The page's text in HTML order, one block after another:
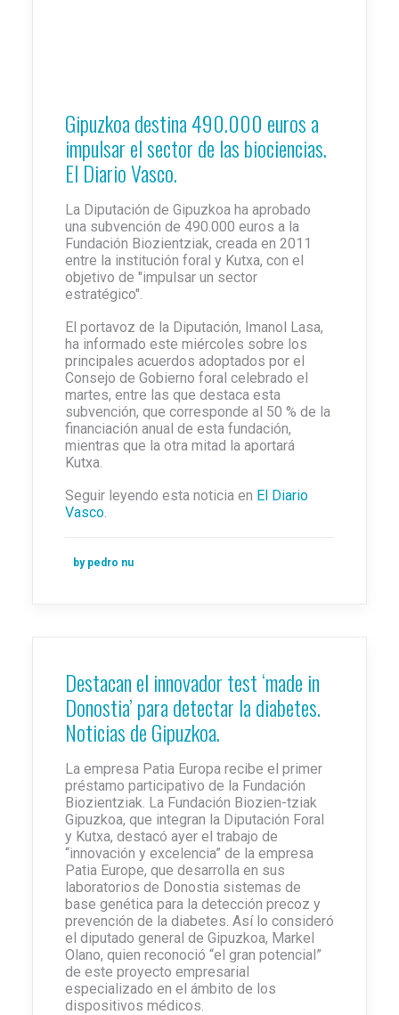
Gipuzkoa destina 490.000 euros a
impulsar el sector de las biociencias.
El Diario Vasco.
La Diputación de Gipuzkoa ha aprobado
una subvención de 490.000 euros a la
Fundación Biozientziak, creada en 2011
entre la institución foral y Kutxa, con el
objetivo de "impulsar un sector
estratégico".
El portavoz de la Diputación, Imanol Lasa,
ha informado este miércoles sobre los
principales acuerdos adoptados por el
Consejo de Gobierno foral celebrado el
martes, entre las que destaca esta
subvención, que corresponde al 50 % de la
financiación anual de esta fundación,
mientras que la otra mitad la aportará
Kutxa.
Seguir leyendo esta noticia en El Diario
Vasco.
by pedro nu
Destacan el innovador test ‘made in
Donostia’ para detectar la diabetes.
Noticias de Gipuzkoa.
La empresa Patia Europa recibe el primer
préstamo participativo de la Fundación
Biozientziak. La Fundación Biozien-tziak
Gipuzkoa, que integran la Diputación Foral
y Kutxa, destacó ayer el trabajo de
“innovación y excelencia” de la empresa
Patia Europe, que desarrolla en sus
laboratorios de Donostia sistemas de
base genética para la detección precoz y
prevención de la diabetes. Así lo consideró
el diputado general de Gipuzkoa, Markel
Olano, quien reconoció “el gran potencial”
de este proyecto empresarial
especializado en el ámbito de los
dispositivos médicos.